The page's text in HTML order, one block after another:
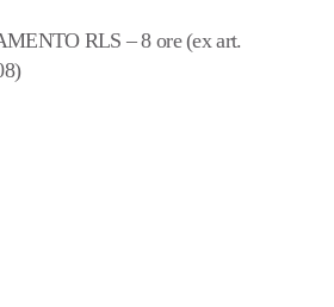
RLS – 8 ore (ex art.